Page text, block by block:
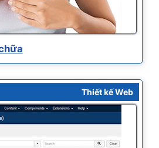
Thiết kế Web